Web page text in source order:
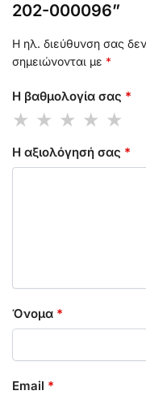
202-000096”
Η ηλ. διεύθυνση σας
σημειώνονται με *
Η βαθμολογία σας *
Η αξιολόγησή σας *
Όνομα *
Email *